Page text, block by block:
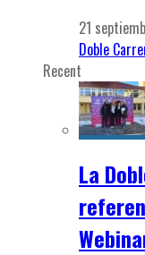
21
Doble
Recent
La